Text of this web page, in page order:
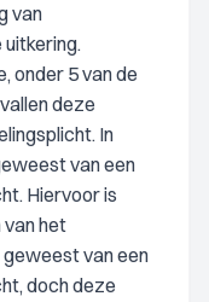
van
uitkering.
onder 5 van de
deze
In
van een
Hiervoor is
het
van een
doch deze